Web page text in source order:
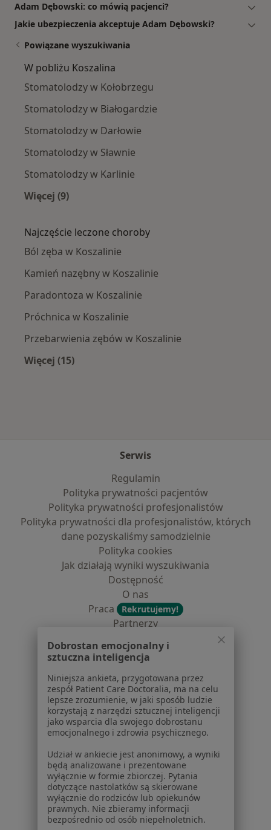
Adam Dębowski: co mówią pacjenci?
Jakie ubezpieczenia akceptuje Adam Dębowski?
Powiązane wyszukiwania
W pobliżu Koszalina
Stomatolodzy w Kołobrzegu
Stomatolodzy w Białogardzie
Stomatolodzy w Darłowie
Stomatolodzy w Sławnie
Stomatolodzy w Karlinie
Więcej (9)
Najczęście leczone choroby
Ból zęba w Koszalinie
Kamień nazębny w Koszalinie
Paradontoza w Koszalinie
Próchnica w Koszalinie
Przebarwienia zębów w Koszalinie
Więcej (15)
Serwis
Regulamin
Polityka prywatności pacjentów
Polityka prywatności profesjonalistów
Polityka prywatności dla profesjonalistów, których
dane pozyskaliśmy samodzielnie
Polityka cookies
Jak działają wyniki wyszukiwania
Dostępność
O nas
Praca
Rekrutujemy!
Partnerzy
Kontakt
Dla pacjentów
Lekarze
Placówki medyczne
Pytania i odpowiedzi
Usługi i zabiegi
Choroby
Pomoc
Aplikacje mobilne
Blog dla pacjentów
Dla profesjonalistów
Dobrostan emocjonalny i
sztuczna inteligencja
Niniejsza ankieta, przygotowana przez
zespół Patient Care Doctoralia, ma na celu
lepsze zrozumienie, w jaki sposób ludzie
korzystają z narzędzi sztucznej inteligencji
jako wsparcia dla swojego dobrostanu
emocjonalnego i zdrowia psychicznego.
Udział w ankiecie jest anonimowy, a wyniki
będą analizowane i prezentowane
wyłącznie w formie zbiorczej. Pytania
dotyczące nastolatków są skierowane
wyłącznie do rodziców lub opiekunów
prawnych. Nie zbieramy informacji
bezpośrednio od osób niepełnoletnich.